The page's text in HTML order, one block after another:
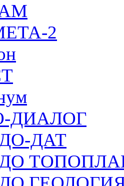
2
ДИАЛОГ
ДАТ